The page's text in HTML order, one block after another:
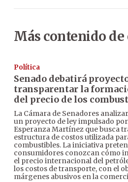
Más contenido de
Política
Senado debatirá
transparentar la
del precio de los
La Cámara de Senadores
un proyecto de ley impulsado
Esperanza Martínez que busca
estructura de costos utilizada
combustibles. La iniciativa
consumidores conozcan cómo
el precio internacional del
los costos de transporte, con el
márgenes abusivos en la